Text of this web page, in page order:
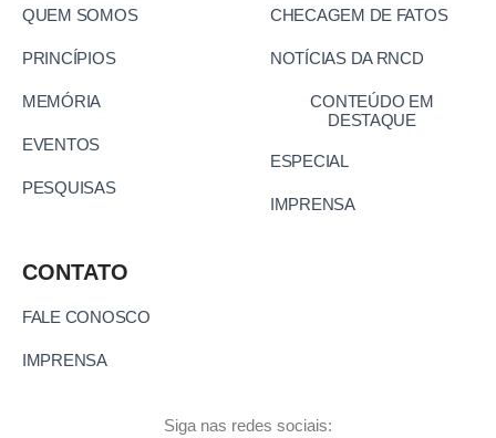
QUEM SOMOS
PRINCÍPIOS
MEMÓRIA
EVENTOS
PESQUISAS
CHECAGEM DE FATOS
NOTÍCIAS DA RNCD
CONTEÚDO EM
DESTAQUE
ESPECIAL
IMPRENSA
CONTATO
FALE CONOSCO
IMPRENSA
Siga nas redes sociais: